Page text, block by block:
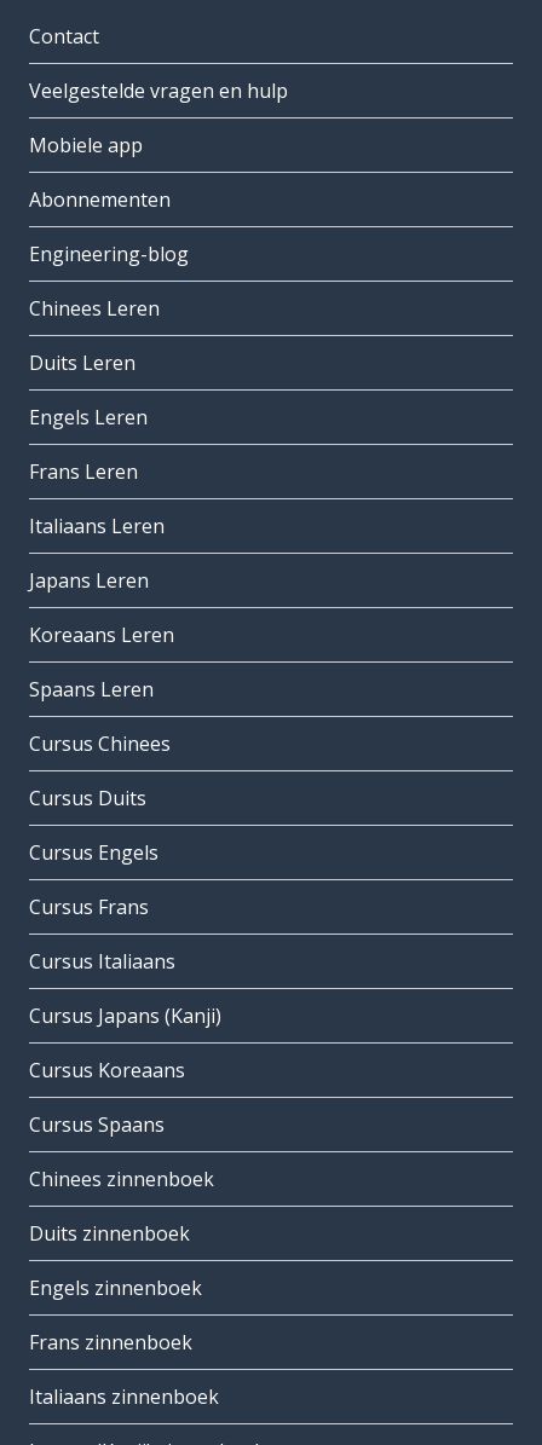
Contact
Veelgestelde vragen en hulp
Mobiele app
Abonnementen
Engineering-blog
Chinees Leren
Duits Leren
Engels Leren
Frans Leren
Italiaans Leren
Japans Leren
Koreaans Leren
Spaans Leren
Cursus Chinees
Cursus Duits
Cursus Engels
Cursus Frans
Cursus Italiaans
Cursus Japans (Kanji)
Cursus Koreaans
Cursus Spaans
Chinees zinnenboek
Duits zinnenboek
Engels zinnenboek
Frans zinnenboek
Italiaans zinnenboek